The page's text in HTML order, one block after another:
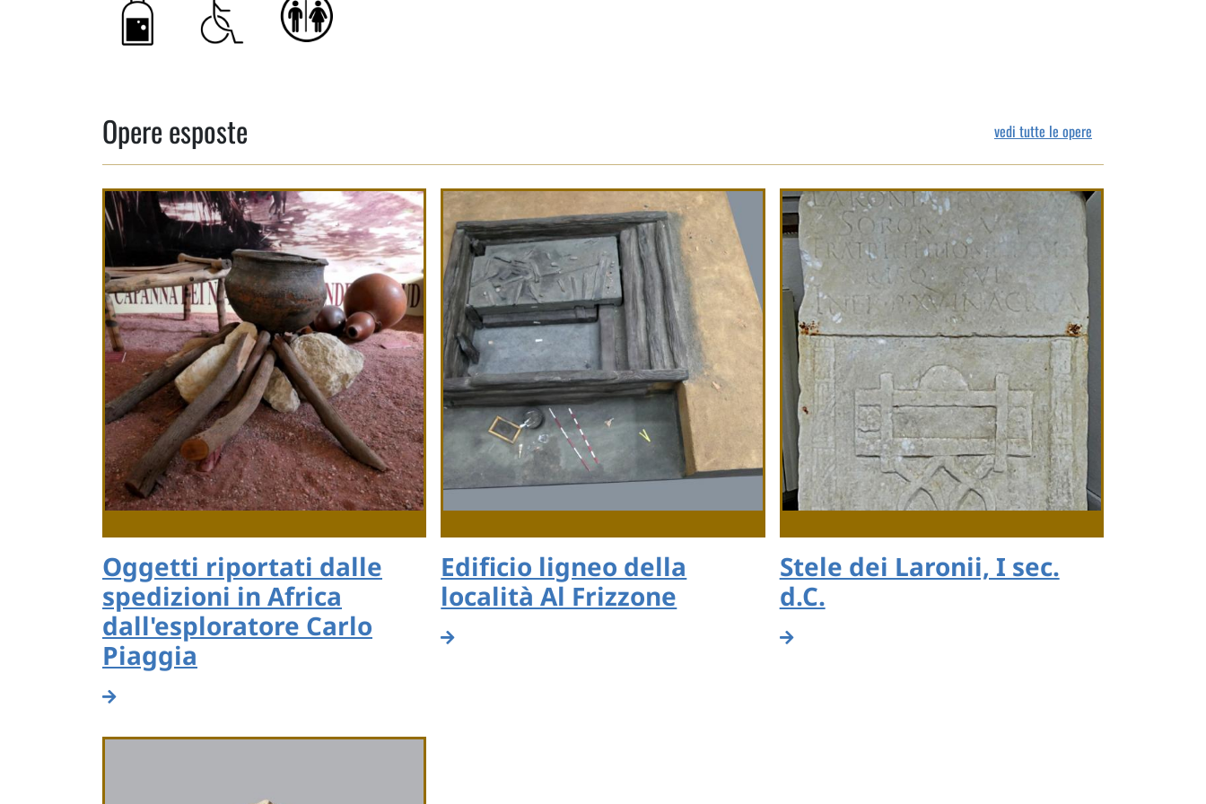
Opere esposte vedi tutte le opere
Oggetti riportati dalle
spedizioni in Africa
dall'esploratore Carlo
Piaggia
Edificio ligneo della
località Al Frizzone
Stele dei Laronii, I sec.
d.C.